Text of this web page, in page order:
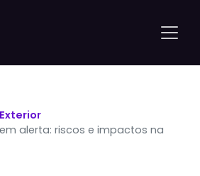
alerta: riscos e impactos na